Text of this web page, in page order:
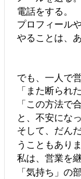
電話をする。
プロフィール
やることは、
でも、一人で
「また断られ
「この方法で
と、不安にな
そして、だん
うこともありま
私は、営業を
「気持ち」の